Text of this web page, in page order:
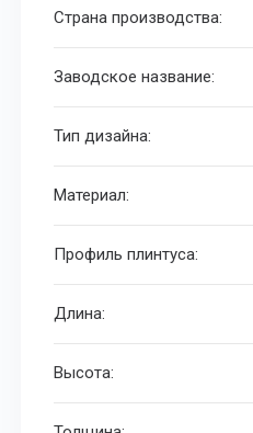
Страна производства:
Заводское название:
Тип дизайна:
Материал:
Профиль плинтуса:
Длина:
Высота: